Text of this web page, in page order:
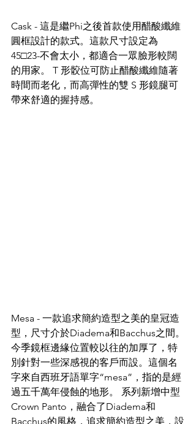
Cask - 這是繼Phi之後首款使用醋酸纖維
圓框設計的款式。這款尺寸設定為
45□23-不會太小，都適合一眾臉形較闊
的用家。 T 形骹位可防止醋酸纖維隨著
時間而老化，而高彈性的雙 S 形鏡腿可
帶來舒適的握持感。
Mesa - 一款追求簡約造型之美的皇冠造
型，尺寸介於Diadema和Bacchus之間。
今季鏡框邊緣位置較以往的加厚了，特
別針對一些深感視的客戶而設。這個名
字來自西班牙語單字“mesa”，指的是經
過五千萬年侵蝕的地形。 系列新增中型
Crown Panto，融合了Diadema和
Bacchus的風格，追求簡約造型之美，設